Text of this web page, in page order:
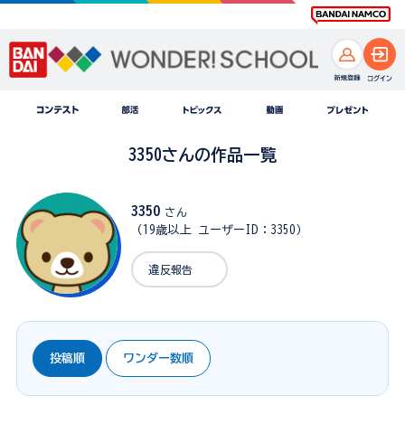
3350さんの作品一覧
3350 さん
（19歳以上 ユーザーID：3350）
違反報告
投稿順 ワンダー数順